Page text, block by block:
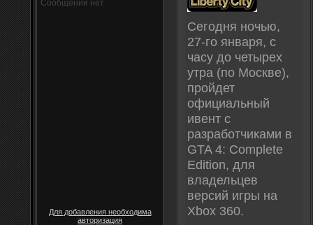
Для добавления необходима
авторизация
Сегодня ночью,
27-го января, с
часу до четырех
утра (по Москве),
пройдет
официальный
ивент с
разработчиками в
GTA 4: Complete
Edition, для
владельцев
версий игры на
Xbox 360.